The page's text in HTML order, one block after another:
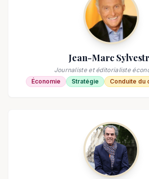
Jean-Marc
Journaliste et éditorialiste
Économie
Stratégie Conduite du